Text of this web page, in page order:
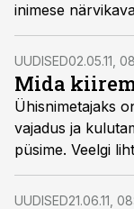
inimese närvikava pingeolukordadele vastu peab,
UUDISED02.05.11,
Mida
Ühisnimetajaks on
vajadus ja
püsime. Veelgi lihtsamalt öeldes on otsustav hapniku
nõudluse ja
UUDISED21.06.11,